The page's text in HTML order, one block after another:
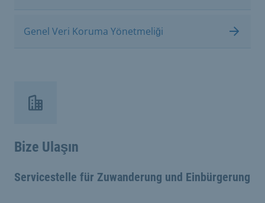
Genel Veri Koruma Yönetmeliği
Bize Ulaşın
Servicestelle für Zuwanderung und Einbürgerung